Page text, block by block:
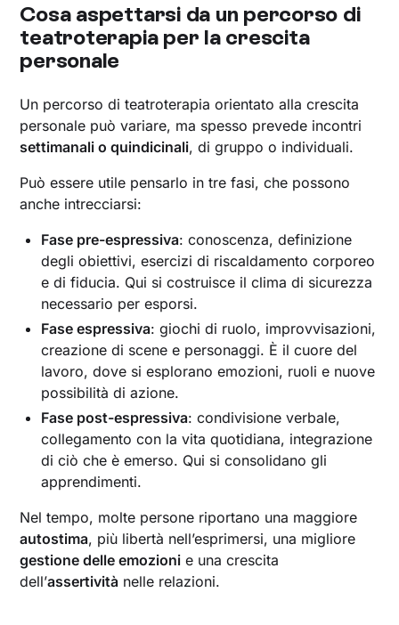
Cosa aspettarsi da un percorso di
teatroterapia per la crescita
personale
Un percorso di teatroterapia orientato alla crescita
personale può variare, ma spesso prevede incontri
settimanali o quindicinali, di gruppo o individuali.
Può essere utile pensarlo in tre fasi, che possono
anche intrecciarsi:
Fase pre-espressiva: conoscenza, definizione
degli obiettivi, esercizi di riscaldamento corporeo
e di fiducia. Qui si costruisce il clima di sicurezza
necessario per esporsi.
Fase espressiva: giochi di ruolo, improvvisazioni,
creazione di scene e personaggi. È il cuore del
lavoro, dove si esplorano emozioni, ruoli e nuove
possibilità di azione.
Fase post-espressiva: condivisione verbale,
collegamento con la vita quotidiana, integrazione
di ciò che è emerso. Qui si consolidano gli
apprendimenti.
Nel tempo, molte persone riportano una maggiore
autostima, più libertà nell’esprimersi, una migliore
gestione delle emozioni e una crescita
dell’assertività nelle relazioni.